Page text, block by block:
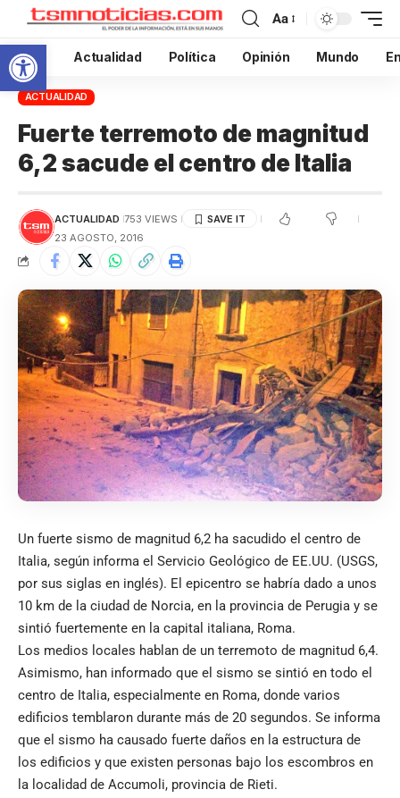
Abrir barra de herramientas
Aa
Inicio Actualidad Política Opinión Mundo
ACTUALIDAD
Fuerte terremoto de magnitud
6,2 sacude el centro de Italia
ACTUALIDAD 753 VIEWS
23 AGOSTO, 2016
Un fuerte sismo de magnitud 6,2 ha sacudido el centro de
Italia, según informa el Servicio Geológico de EE.UU. (USGS,
por sus siglas en inglés). El epicentro se habría dado a unos
10 km de la ciudad de Norcia, en la provincia de Perugia y se
sintió fuertemente en la capital italiana, Roma.
Los medios locales hablan de un terremoto de magnitud 6,4.
Asimismo, han informado que el sismo se sintió en todo el
centro de Italia, especialmente en Roma, donde varios
edificios temblaron durante más de 20 segundos. Se informa
que el sismo ha causado fuerte daños en la estructura de
los edificios y que existen personas bajo los escombros en
la localidad de Accumoli, provincia de Rieti.